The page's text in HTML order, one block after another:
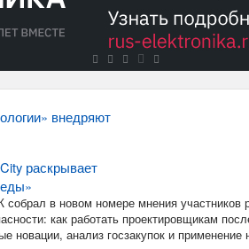
внедряют
раскрывает
в новом номере мнения участников
как работать проектировщикам
новации, анализ госзакупок и применение